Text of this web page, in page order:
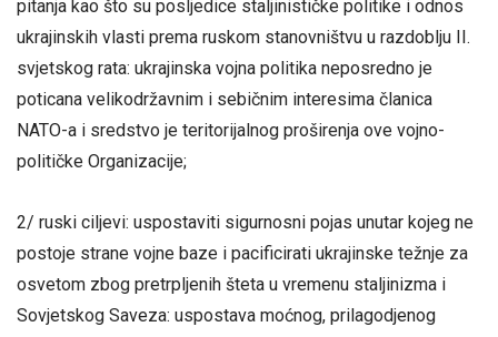
pitanja kao što su posljedice staljinističke politike i odnos
ukrajinskih vlasti prema ruskom stanovništvu u razdoblju II.
svjetskog rata: ukrajinska vojna politika neposredno je
poticana velikodržavnim i sebičnim interesima članica
NATO-a i sredstvo je teritorijalnog proširenja ove vojno-
političke Organizacije;
2/ ruski ciljevi: uspostaviti sigurnosni pojas unutar kojeg ne
postoje strane vojne baze i pacificirati ukrajinske težnje za
osvetom zbog pretrpljenih šteta u vremenu staljinizma i
Sovjetskog Saveza: uspostava moćnog, prilagodjenog